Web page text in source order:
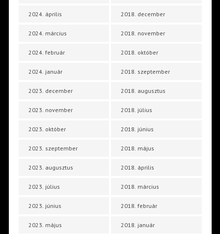
2024. április
2024. március
2024. február
2024. január
2023. december
2023. november
2023. október
2023. szeptember
2023. augusztus
2023. július
2023. június
2023. május
2018. december
2018. november
2018. október
2018. szeptember
2018. augusztus
2018. július
2018. június
2018. május
2018. április
2018. március
2018. február
2018. január